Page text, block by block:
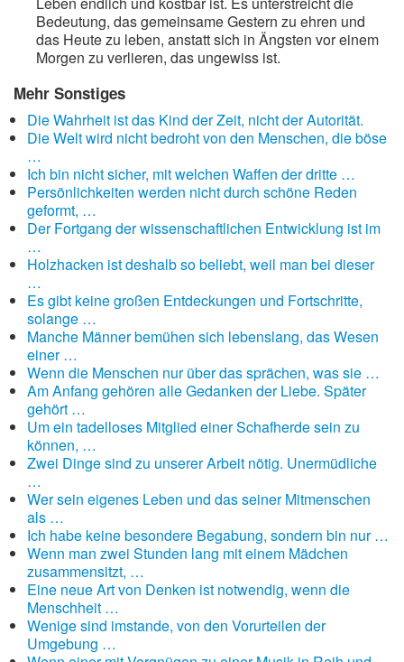
Bedeutung, das gemeinsame Gestern zu ehren und
das Heute zu leben, anstatt sich in Ängsten vor einem
Morgen zu verlieren, das ungewiss ist.
Mehr Sonstiges
Die Wahrheit ist das Kind der Zeit, nicht der Autorität.
Die Welt wird nicht bedroht von den Menschen, die böse
…
Ich bin nicht sicher, mit welchen Waffen der dritte …
Persönlichkeiten werden nicht durch schöne Reden
geformt, …
Der Fortgang der wissenschaftlichen Entwicklung ist im
…
Holzhacken ist deshalb so beliebt, weil man bei dieser
…
Es gibt keine großen Entdeckungen und Fortschritte,
solange …
Manche Männer bemühen sich lebenslang, das Wesen
einer …
Wenn die Menschen nur über das sprächen, was sie …
Am Anfang gehören alle Gedanken der Liebe. Später
gehört …
Um ein tadelloses Mitglied einer Schafherde sein zu
können, …
Zwei Dinge sind zu unserer Arbeit nötig. Unermüdliche
…
Wer sein eigenes Leben und das seiner Mitmenschen
als …
Ich habe keine besondere Begabung, sondern bin nur …
Wenn man zwei Stunden lang mit einem Mädchen
zusammensitzt, …
Eine neue Art von Denken ist notwendig, wenn die
Menschheit …
Wenige sind imstande, von den Vorurteilen der
Umgebung …